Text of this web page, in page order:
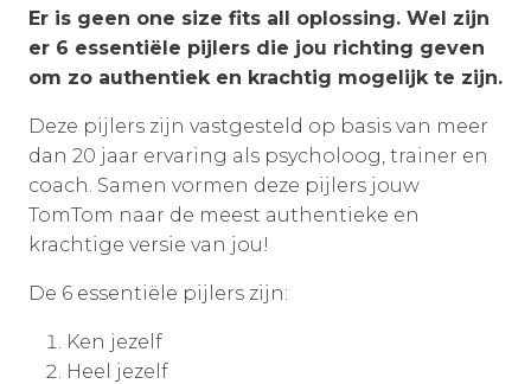
Er is geen one size fits all oplossing. Wel zijn
er 6 essentiële pijlers die jou richting geven
om zo authentiek en krachtig mogelijk te zijn.
Deze pijlers zijn vastgesteld op basis van meer
dan 20 jaar ervaring als psycholoog, trainer en
coach. Samen vormen deze pijlers jouw
TomTom naar de meest authentieke en
krachtige versie van jou!
De 6 essentiële pijlers zijn:
Ken jezelf
Heel jezelf